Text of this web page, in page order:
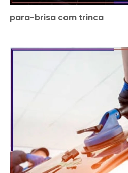
para-brisa com trinca